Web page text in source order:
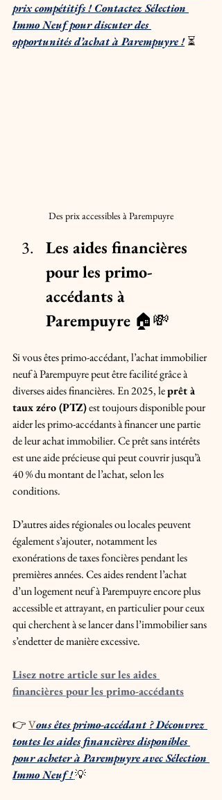
prix compétitifs ! Contactez Sélection
Immo Neuf pour discuter des
opportunités d’achat à Parempuyre ! ⏳
Des prix accessibles à Parempuyre
Les aides financières
pour les primo-
accédants à
Parempuyre 🏠💸
Si vous êtes primo-accédant, l’achat immobilier
neuf à Parempuyre peut être facilité grâce à
diverses aides financières. En 2025, le prêt à
taux zéro (PTZ) est toujours disponible pour
aider les primo-accédants à financer une partie
de leur achat immobilier. Ce prêt sans intérêts
est une aide précieuse qui peut couvrir jusqu’à
40 % du montant de l’achat, selon les
conditions.
D’autres aides régionales ou locales peuvent
également s’ajouter, notamment les
exonérations de taxes foncières pendant les
premières années. Ces aides rendent l’achat
d’un logement neuf à Parempuyre encore plus
accessible et attrayant, en particulier pour ceux
qui cherchent à se lancer dans l’immobilier sans
s’endetter de manière excessive.
Lisez notre article sur les aides
financières pour les primo-accédants
👉 Vous êtes primo-accédant ? Découvrez
toutes les aides financières disponibles
pour acheter à Parempuyre avec Sélection
Immo Neuf !💡